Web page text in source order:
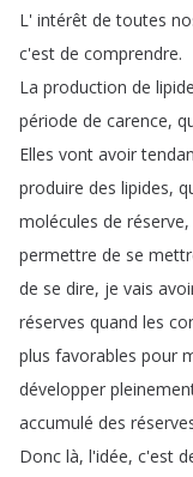
L' intérêt de toutes
c'est de comprendre.
La production de
période de carence,
Elles vont avoir
produire des lipides,
molécules de réserve,
permettre de se
de se dire, je vais
réserves quand les
plus favorables pour
développer
accumulé des
Donc là, l'idée, c'est